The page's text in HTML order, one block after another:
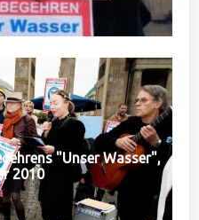
"Unser Wasser",
2010